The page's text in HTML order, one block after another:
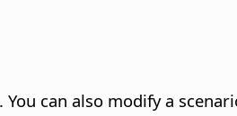
You can also modify a